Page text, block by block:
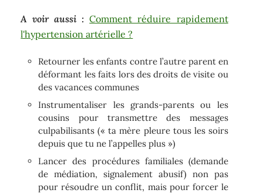
A voir aussi : Comment réduire rapidement
l'hypertension artérielle ?
Retourner les enfants contre l’autre parent en
déformant les faits lors des droits de visite ou
des vacances communes
Instrumentaliser les grands-parents ou les
cousins pour transmettre des messages
culpabilisants (« ta mère pleure tous les soirs
depuis que tu ne l’appelles plus »)
Lancer des procédures familiales (demande
de médiation, signalement abusif) non pas
pour résoudre un conflit, mais pour forcer le